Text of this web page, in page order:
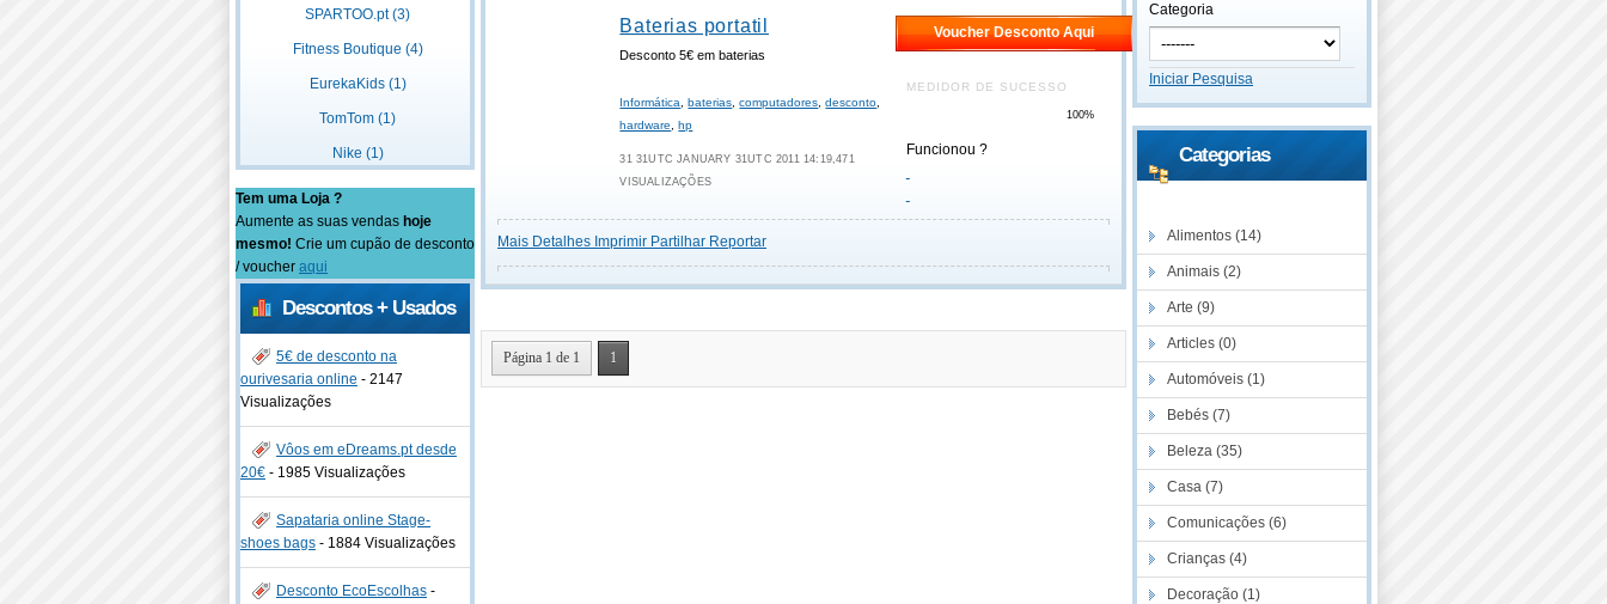
SPARTOO.pt (3)
Fitness Boutique (4)
EurekaKids (1)
TomTom (1)
Nike (1)
Tem uma Loja ?
Aumente as suas vendas hoje
mesmo! Crie um cupão de desconto
/ voucher aqui
Descontos + Usados
5€ de desconto na
ourivesaria online - 2147
Visualizações
Vôos em eDreams.pt desde
20€ - 1985 Visualizações
Sapataria online Stage-
shoes bags - 1884 Visualizações
Desconto EcoEscolhas -
Voucher Desconto Aqui
MEDIDOR DE SUCESSO
100%
Funcionou ?
Baterias portatil
Desconto 5€ em baterias
Informática ,baterias ,computadores ,desconto
hardware
,hp
31 31UTC JANUARY 31UTC 2011 14:19,471
VISUALIZAÇÕES
Mais Detalhes Imprimir Partilhar Reportar
Página 1 de 1 1
Categoria
Iniciar Pesquisa
Categorias
Alimentos (14)
Animais (2)
Arte (9)
Articles (0)
Automóveis (1)
Bebés (7)
Beleza (35)
Casa (7)
Comunicações (6)
Crianças (4)
Decoração (1)